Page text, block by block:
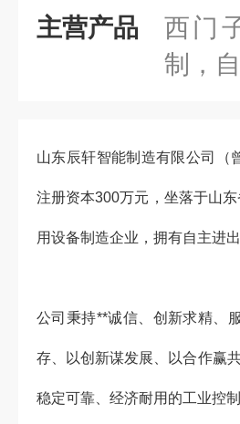
主营产品
西门
制，
山东辰轩智能制造有限公司（
注册资本300万元，坐落于山
用设备制造企业，拥有自主进
公司秉持**诚信、创新求精、
存、以创新谋发展、以合作赢
稳定可靠、经济耐用的工业控制